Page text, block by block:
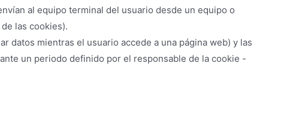
al equipo terminal del usuario desde un equipo o
las cookies).
datos mientras el usuario accede a una página web) y las
un periodo definido por el responsable de la cookie -